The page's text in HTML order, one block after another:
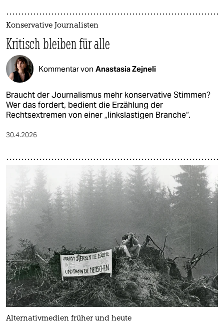
Konservative Journalisten
Kritisch bleiben für alle
Kommentar von Anastasia Zejneli
Braucht der Journalismus mehr konservative Stimmen?
Wer das fordert, bedient die Erzählung der
Rechtsextremen von einer „linkslastigen Branche“.
30.4.2026
Alternativmedien früher und heute